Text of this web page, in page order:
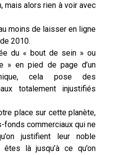
mais alors rien à voir avec
moins de laisser en ligne
2010.
du « bout de sein » ou
» en pied de page d’un
cela pose des
totalement injustifiés
place sur cette planète,
fonds commerciaux qui ne
justifient leur noble
là jusqu’à ce qu’on